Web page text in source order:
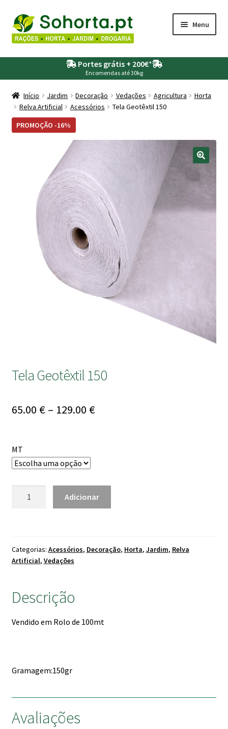
Ir
para
a
navegação
Saltar
para
o
conteúdo
Menu
Agricultura
Drogaria
Depósitos – Fossas
Piscinas
Rega
Portes grátis + 200€*
Encomendas até 30kg
Início Jardim Decoração Vedações Agricultura
Horta
Relva Artificial
Acessórios
Tela Geotêxtil 150
PROMOÇÃO -16%
Tela Geotêxtil 150
65.00 € – 129.00 €Price
129.00 €
MT
Adicionar
Categorias: Acessórios, Decoração, Horta, Jardim, Relva
Artificial, Vedações
Descrição
Vendido em Rolo de 100mt
Gramagem:150gr
Avaliações